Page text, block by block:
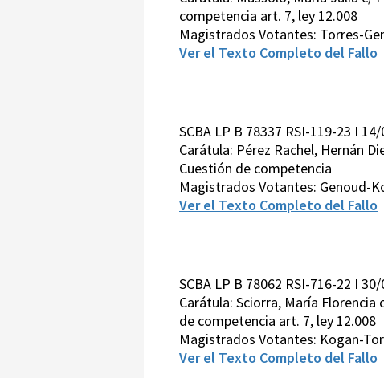
competencia art. 7, ley 12.008
Magistrados Votantes: Torres-
Ver el Texto Completo del Fallo
SCBA LP B 78337 RSI-119-23 I
Carátula: Pérez Rachel, Hernán
Cuestión de competencia
Magistrados Votantes: Genoud-
Ver el Texto Completo del Fallo
SCBA LP B 78062 RSI-716-22 I
Carátula: Sciorra, María
de competencia art. 7, ley 12.008
Magistrados Votantes: Kogan-
Ver el Texto Completo del Fallo